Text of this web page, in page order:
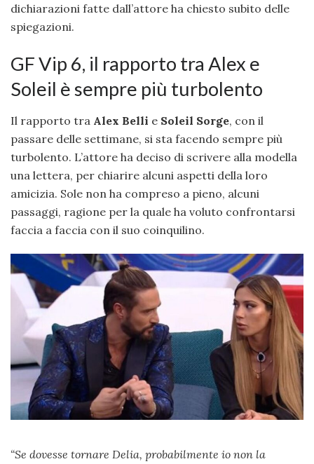
dichiarazioni fatte dall’attore ha chiesto subito delle
spiegazioni.
GF Vip 6, il rapporto tra Alex e
Soleil è sempre più turbolento
Il rapporto tra Alex Belli e Soleil Sorge, con il
passare delle settimane, si sta facendo sempre più
turbolento. L’attore ha deciso di scrivere alla modella
una lettera, per chiarire alcuni aspetti della loro
amicizia. Sole non ha compreso a pieno, alcuni
passaggi, ragione per la quale ha voluto confrontarsi
faccia a faccia con il suo coinquilino.
“Se dovesse tornare Delia, probabilmente io non la